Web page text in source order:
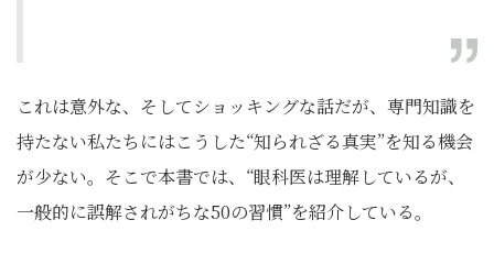
これは意外な、そしてショッキングな話だが、専門知識を
持たない私たちにはこうした“知られざる真実”を知る機会
が少ない。そこで本書では、“眼科医は理解しているが、
一般的に誤解されがちな50の習慣”を紹介している。